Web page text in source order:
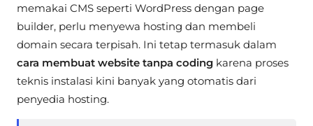
memakai CMS seperti WordPress dengan page
builder, perlu menyewa hosting dan membeli
domain secara terpisah. Ini tetap termasuk dalam
cara membuat website tanpa coding karena proses
teknis instalasi kini banyak yang otomatis dari
penyedia hosting.